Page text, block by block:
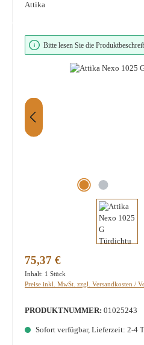
Attika
Bildergalerie überspringen
Bitte lesen Sie die
Regulärer Preis:
75,37 €
Inhalt: 1 Stück
Preise inkl. MwSt. zzgl. Versandkosten /
PRODUKTNUMMER: 01025243
Sofort verfügbar, Lieferzeit: 2-4